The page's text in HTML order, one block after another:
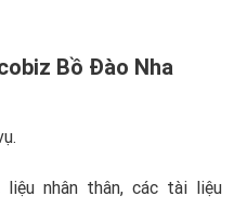
Bồ Đào Nha
nhân thân, các tài liệu